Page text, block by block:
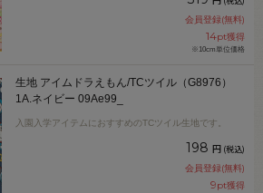
会員登録(無料)
14pt獲得
※10cm単位価格
生地 アイムドラえもん/TCツイル（G8976）
1A.ネイビー 09Ae99_
入園入学アイテムにおすすめのTCツイル生地です。
198 円 (税込)
会員登録(無料)
9pt獲得